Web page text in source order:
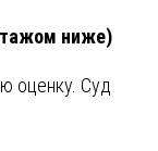
ниже)
оценку. Суд